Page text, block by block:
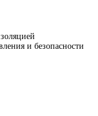
и безопасности